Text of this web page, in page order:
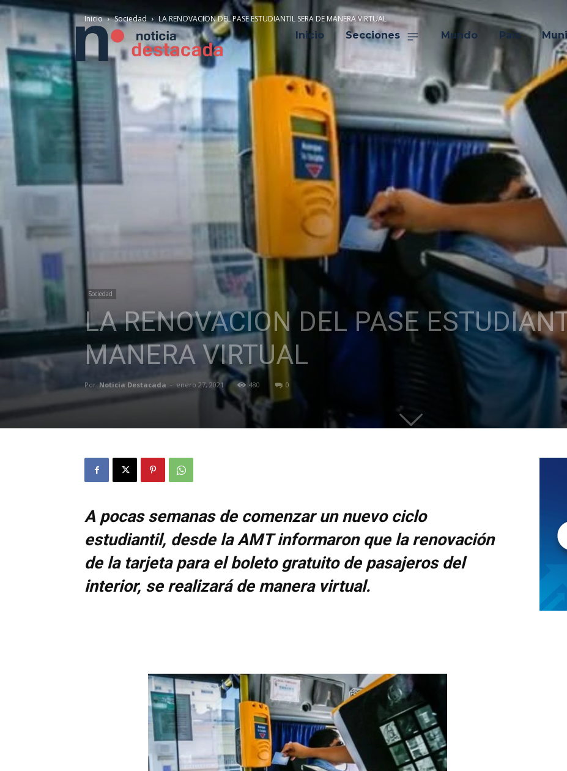
Inicio Secciones Mundo País
Inicio Sociedad LA RENOVACION DEL PASE ESTUDIANTIL SERA DE MANERA VIRTUAL
Sociedad
LA RENOVACION DEL PASE
MANERA VIRTUAL
Por Noticia Destacada - enero 27, 2021 480 0
A pocas semanas de comenzar un nuevo ciclo
estudiantil, desde la AMT informaron que la renovación
de la tarjeta para el boleto gratuito de pasajeros del
interior, se realizará de manera virtual.